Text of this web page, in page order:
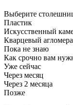
Выберите
Пластик
Искусственный
Кварцевый
Пока не знаю
Как срочно вам
Уже сейчас
Через месяц
Через 2 месяца
Позже